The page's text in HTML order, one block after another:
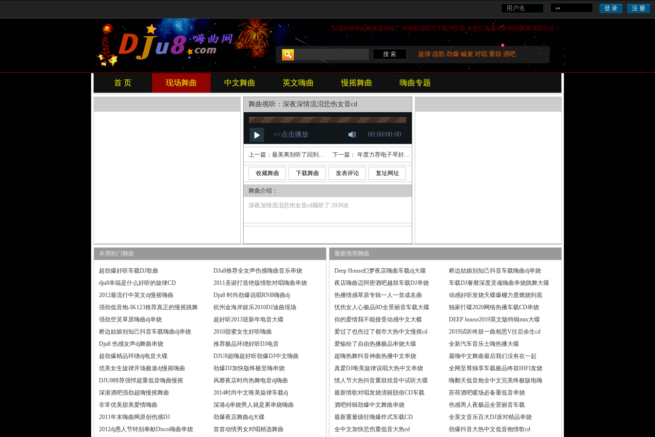
以最好听的dj舞曲提供给广大嗨友试听与下载为宗旨,为您打造最动听的Dj舞曲试听平台！
旋律 战歌 劲爆 喊麦 对唱 重鼓 酒吧
首 页 现场舞曲 中文舞曲 英文嗨曲 慢摇舞曲 嗨曲专题
舞曲视听：深夜深情流泪悲伤女音cd
上一篇： 最美离别听了回到青春的时代 下一篇： 年度力荐电子琴好听嗨翻天试听cd
收藏舞曲 下载舞曲 发表评论 复址网址
舞曲介绍：
深夜深情流泪悲伤女音cd视听了:1039次
本周热门舞曲
超劲爆好听车载DJ歌曲
DJu8推荐全女声伤感嗨曲音乐串烧
dju8幸福是什么好听的旋律CD
2011圣诞打造绝版情歌对唱嗨曲串烧
2012最流行中英文dj慢摇嗨曲
Dju8 时尚劲爆说唱RNB嗨曲dj
强劲低音炮-IK123推荐真正的慢摇跳舞大碟
杭州金海岸娱乐2010DJ迪曲现场
强劲空灵草原嗨曲dj串烧
超好听2013迎新年电音大碟
桥边姑娘别知己抖音车载嗨曲dj串烧
2010甜蜜女生好听嗨曲
Dju8 伤感女声dj舞曲串烧
推荐极品环绕好听DJ电音
超劲爆精品环绕dj电音大碟
DJU8超嗨超好听劲爆DJ中文嗨曲
优美女生旋律开场极速dj慢摇嗨曲
劲爆DJ加快版终极至嗨串烧
DJU8特荐强悍超重低音嗨曲慢摇
风靡夜店时尚热舞电音dj嗨曲
深港酒吧强劲超嗨慢摇舞曲
2014时尚中文唯美旋律车载dj
非常优美甜美爱情嗨曲
深港dj串烧男人就是累串烧嗨曲
2011年末嗨曲网原创伤感DJ
劲爆夜店舞曲dj大碟
2012dj愚人节特别奉献Disco嗨曲串烧
首首动情男女对唱精选舞曲
最新推荐舞曲
Deep House幻梦夜店嗨曲车载dj大碟
桥边姑娘别知己抖音车载嗨曲dj串烧
夜店嗨曲迈阿密酒吧越鼓车载DJ串烧
车载DJ奢靡深度灵魂嗨曲串烧跳舞大碟
热播情感草原专辑一人一首成名曲
动感好听发烧天碟爆棚力度燃烧到底
忧伤女人心极品8D全景丽音车载大碟
独家打碟2020网络热播车载CD串烧
你的爱情我不能接受动感中文大蝶
DEEP house2019英文版特辑mix大碟
爱过了也伤过了都市大热中文慢摇cd
2019试听咚鼓一曲相思V往后余生cd
爱输给了自由热播极品串烧大碟
全新汽车音乐土嗨热播大碟
超嗨热舞抖音神曲热播中文串烧
最嗨中文舞曲最后我们没有在一起
真爱DJ唯美旋律说唱大热中文串烧
全网至尊独享车载极品咚鼓HIFI发烧
情人节大热抖音重鼓炫音中试听大碟
嗨翻天低音炮全中文完美终极版电嗨
最新情歌对唱发烧清丽脱俗CD车载
苏荷酒吧暖场必备重低音串烧
酒吧特辑劲爆中文舞曲串烧
伤感男人夜极品全景丽音车载
最新重量级狂嗨爆炸式车载CD
全英文音乐百大DJ派对精品串烧
全中文加快悲伤重低音大热cd
劲爆抖音大热中文低音炮情歌cd